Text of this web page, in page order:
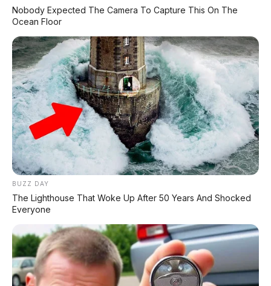
KREDIT MOTOR
SEMUA MEREK
DP MULAI
100RBNETT
✅ Honda, Yamaha, Suzuki, Kawasaki
✅ Proses 1 Jam Langsung ACC
✅ Syarat Cukup KTP & KK
DIJUAL MOBIL BEKAS DENPASAR
Nobody Expected The Camera To Capture This On The
Ocean Floor
BUZZ DAY
The Lighthouse That Woke Up After 50 Years And Shocked
Everyone